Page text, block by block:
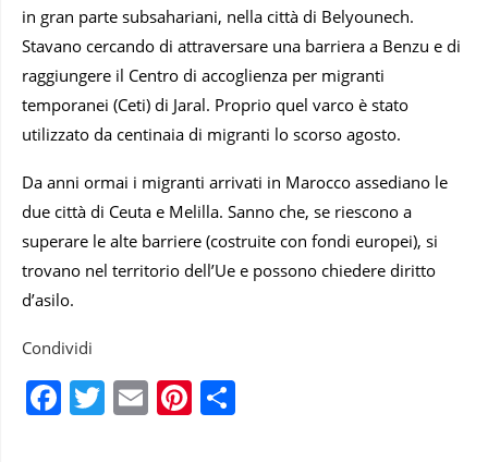
in gran parte subsahariani, nella città di Belyounech.
Stavano cercando di attraversare una barriera a Benzu e di
raggiungere il Centro di accoglienza per migranti
temporanei (Ceti) di Jaral. Proprio quel varco è stato
utilizzato da centinaia di migranti lo scorso agosto.
Da anni ormai i migranti arrivati in Marocco assediano le
due città di Ceuta e Melilla. Sanno che, se riescono a
superare le alte barriere (costruite con fondi europei), si
trovano nel territorio dell’Ue e possono chiedere diritto
d’asilo.
Condividi
Facebook
Twitter
EmailPinterest